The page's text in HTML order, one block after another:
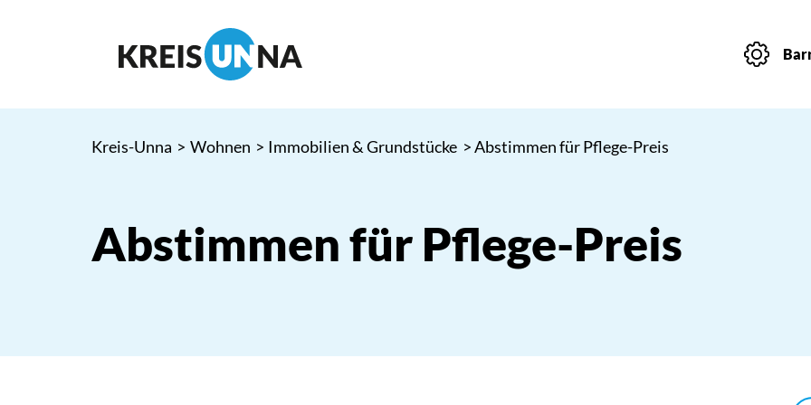
Kreis-Unna > Wohnen > Immobilien & Grundstücke > Abstimmen für Pflege-Preis
Abstimmen für Pflege-Preis